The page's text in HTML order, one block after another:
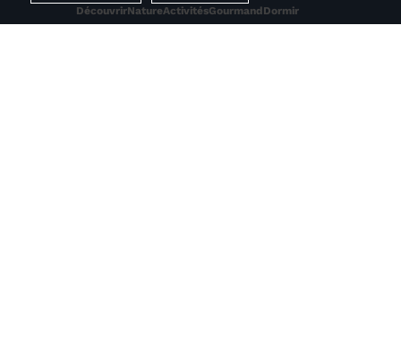
DécouvrirNatureActivitésGourmand Dormir